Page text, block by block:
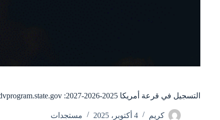
التسجيل في قرعة أمريكا 2025-2026-2027: dvprogram.state.gov
كريم 4 أكتوبر، 2025 مستجدات